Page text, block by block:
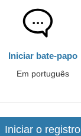
Iniciar bate-papo
Em português
Iniciar o registro